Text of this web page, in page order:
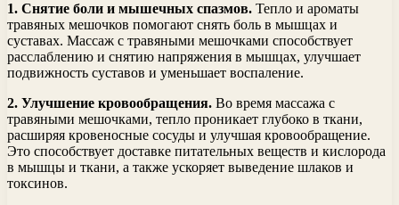
1. Снятие боли и мышечных спазмов. Тепло и ароматы
травяных мешочков помогают снять боль в мышцах и
суставах. Массаж с травяными мешочками способствует
расслаблению и снятию напряжения в мышцах, улучшает
подвижность суставов и уменьшает воспаление.
2. Улучшение кровообращения. Во время массажа с
травяными мешочками, тепло проникает глубоко в ткани,
расширяя кровеносные сосуды и улучшая кровообращение.
Это способствует доставке питательных веществ и кислорода
в мышцы и ткани, а также ускоряет выведение шлаков и
токсинов.